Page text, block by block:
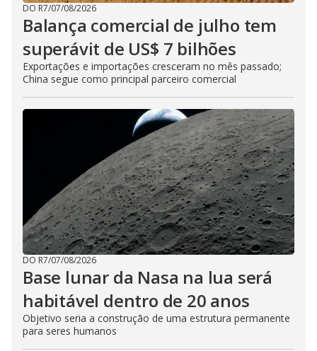
DO R7/07/08/2026
Balança comercial de julho tem
superávit de US$ 7 bilhões
Exportações e importações cresceram no mês passado;
China segue como principal parceiro comercial
DO R7/07/08/2026
Base lunar da Nasa na lua será
habitável dentro de 20 anos
Objetivo seria a construção de uma estrutura permanente
para seres humanos